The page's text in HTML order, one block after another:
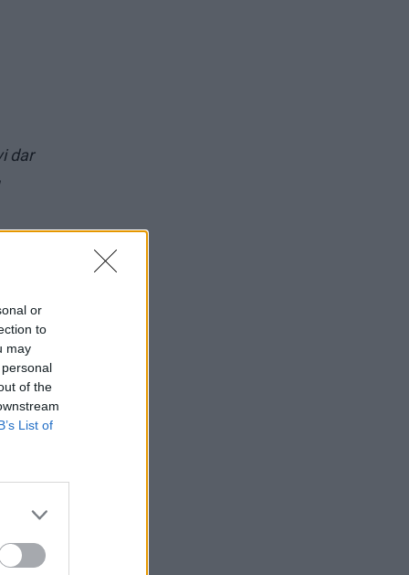
or
to
may
of the
List of
dar
ir